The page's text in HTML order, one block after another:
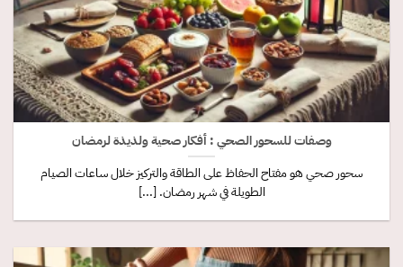
وصفات للسحور الصحي : أفكار صحية ولذيذة لرمضان
سحور صحي هو مفتاح الحفاظ على الطاقة والتركيز خلال ساعات الصيام
الطويلة في شهر رمضان. [...]